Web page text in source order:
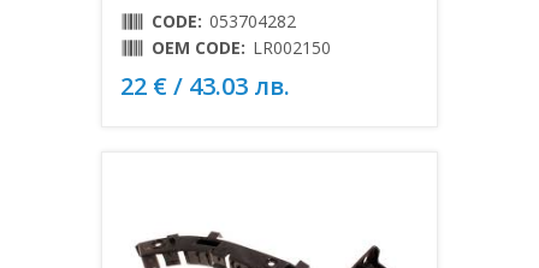
CODE: 053704282
OEM CODE: LR002150
22 € / 43.03 лв.